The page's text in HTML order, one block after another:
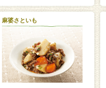
麻婆さといも